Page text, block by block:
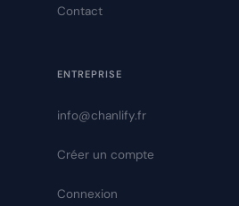
Contact
ENTREPRISE
info@chanlify.fr
Créer un compte
Connexion